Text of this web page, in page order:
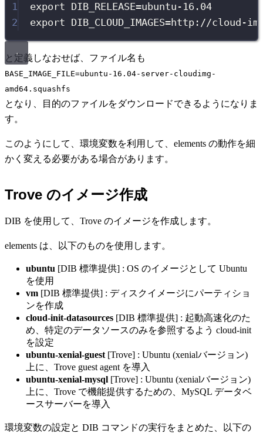
1 export DIB_RELEASE=ubuntu-16 . 04
2
export DIB_CLOUD_IMAGES=http ://cloud-
と定義しなおせば、ファイル名も
BASE_IMAGE_FILE=ubuntu-16.04-server-cloudimg-
amd64.squashfs
となり、目的のファイルをダウンロードできるようになりま
す。
このようにして、環境変数を利用して、elements の動作を細
かく変える必要がある場合があります。
Trove のイメージ作成
DIB を使用して、Trove のイメージを作成します。
elements は、以下のものを使用します。
ubuntu [DIB 標準提供] : OS のイメージとして Ubuntu
を使用
vm [DIB 標準提供] : ディスクイメージにパーティショ
ンを作成
cloud-init-datasources [DIB 標準提供] : 起動高速化のた
め、特定のデータソースのみを参照するよう cloud-init
を設定
ubuntu-xenial-guest [Trove] : Ubuntu (xenialバージョン)
上に、Trove guest agent を導入
ubuntu-xenial-mysql [Trove] : Ubuntu (xenialバージョン)
上に、Trove で機能提供するための、MySQL データベ
ースサーバーを導入
環境変数の設定と DIB コマンドの実行をまとめた、以下の